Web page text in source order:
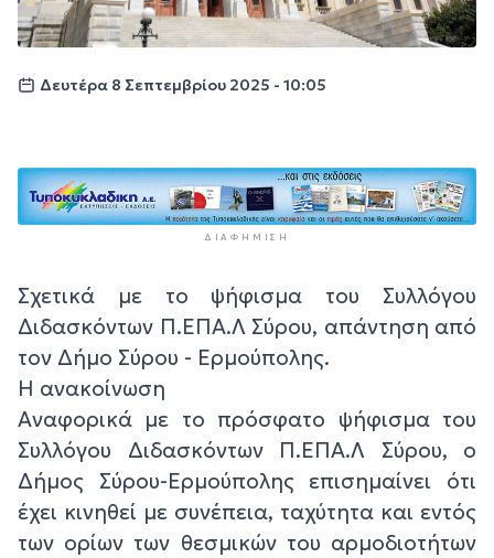
Δευτέρα 8 Σεπτεμβρίου 2025 - 10:05
ΔΙΑΦΉΜΙΣΗ
Σχετικά με το ψήφισμα του Συλλόγου
Διδασκόντων Π.ΕΠΑ.Λ Σύρου, απάντηση από
τον Δήμο Σύρου - Ερμούπολης.
Η ανακοίνωση
Αναφορικά με το πρόσφατο ψήφισμα του
Συλλόγου Διδασκόντων Π.ΕΠΑ.Λ Σύρου, ο
Δήμος Σύρου-Ερμούπολης επισημαίνει ότι
έχει κινηθεί με συνέπεια, ταχύτητα και εντός
των ορίων των θεσμικών του αρμοδιοτήτων